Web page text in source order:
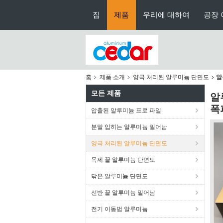
집 제품 우리에 대하여 공장
홈 제품 소개 양극 처리된 알루미늄 단면도
모든 제품
압출된 알루미늄 프로 파일
분말 입히는 알루미늄 밀어남
양극 처리된 알루미늄 단면도
목제 끝 알루미늄 단면도
닦은 알루미늄 단면도
선반 끝 알루미늄 밀어남
전기 이동법 알루미늄
알
폭